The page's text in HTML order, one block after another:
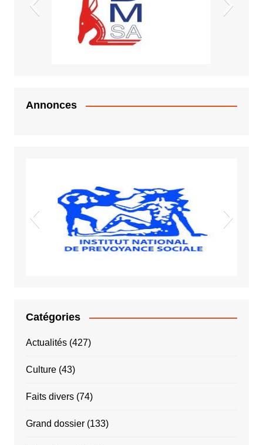
Vigiles spot
Sida VIH
Annonces
Catégories
Actualités(427)
Culture(43)
Faits divers(74)
Grand dossier(133)